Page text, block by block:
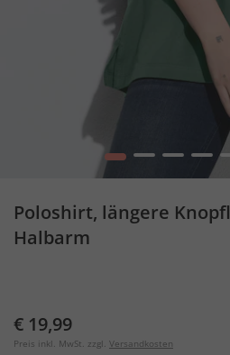
1 2 3 4
Poloshirt, längere
Halbarm
€ 19,99
Preis inkl. MwSt. zzgl. Versandkosten